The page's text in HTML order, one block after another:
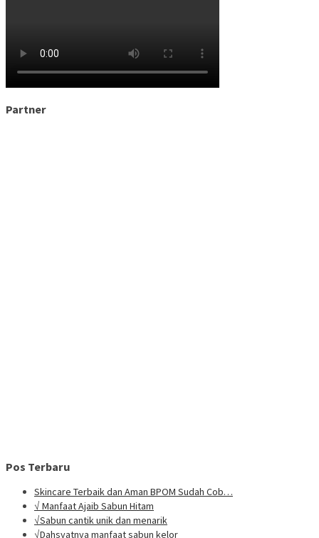
Partner
Pos Terbaru
Skincare Terbaik dan Aman BPOM Sudah Cob…
√ Manfaat Ajaib Sabun Hitam
√Sabun cantik unik dan menarik
√Dahsyatnya manfaat sabun kelor